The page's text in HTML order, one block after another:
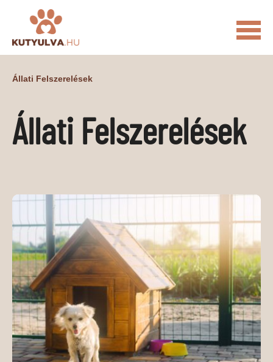
KUTYULVA – HÍREK
CUKI ÉLETKÉPEK NÖVÉNYEK
ÁLLATI ELEDELEK
ÁLLATI SZOLGÁLTATÁSOK
PR CIKKEK
MÉDIAAJÁNLAT
KAPCSOLAT
Állati Felszerelések
Állati Felszerelések